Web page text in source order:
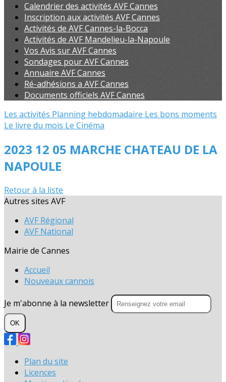
Calendrier des activités AVF Cannes
Inscription aux activités AVF Cannes
Activités de AVF Cannes-la-Bocca
Activités de AVF Mandelieu-la-Napoule
Vos Avis sur AVF Cannes
Sondages pour AVF Cannes
Annuaire AVF Cannes
Ré-adhésions a AVF Cannes
Documents officiels AVF Cannes
Les activités Planning hebdomadaire Les bons moments
Le livre du mois Le Cinéma
2023 12 05 MARCHE CHATEAU DE LA
NAPOULE
Retour à la liste
Autres sites AVF
AVF Régional
AVF National
Mairie de Cannes
Accueil
Nouveaux cannois
Je m'abonne à la newsletter
OK
Plan du site
Licences